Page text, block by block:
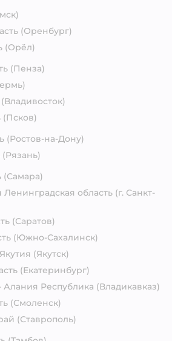
(Оренбург)
(Орёл)
(Пенза)
(Владивосток)
(Псков)
(Ростов-на-Дону)
(Рязань)
(Самара)
Ленинградская область (г. Санкт-
(Саратов)
(Южно-Сахалинск)
(Якутск)
(Екатеринбург)
Республика (Владикавказ)
(Смоленск)
(Ставрополь)